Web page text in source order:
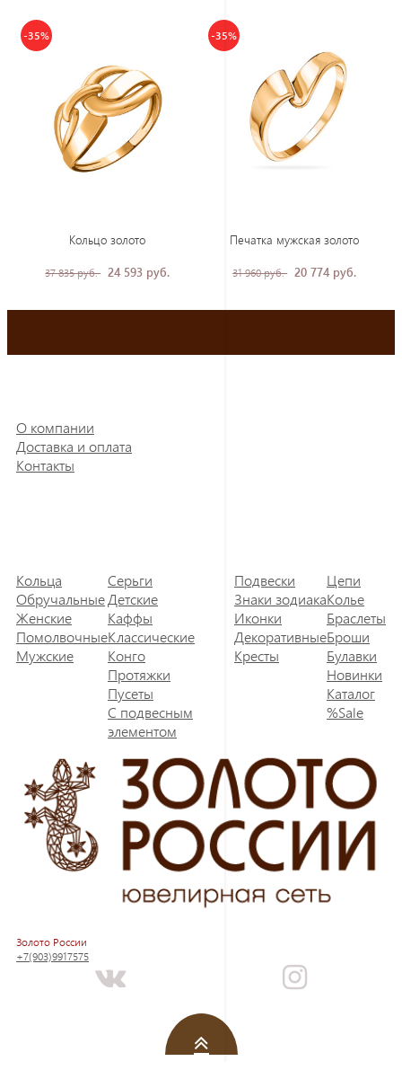
-35%
Кольцо золото
37 835 руб. 24 593 руб.
-35%
Печатка мужская золото
31 960 руб. 20 774 руб.
О компании
Доставка и оплата
Контакты
Кольца
Обручальные
Женские
Помолвочные
Мужские
Серьги
Детские
Каффы
Классические
Конго
Протяжки
Пусеты
С подвесным
элементом
Подвески
Знаки зодиака
Иконки
Декоративные
Кресты
Цепи
Колье
Браслеты
Броши
Булавки
Новинки
Каталог
%Sale
Золото России
+7(903)9917575